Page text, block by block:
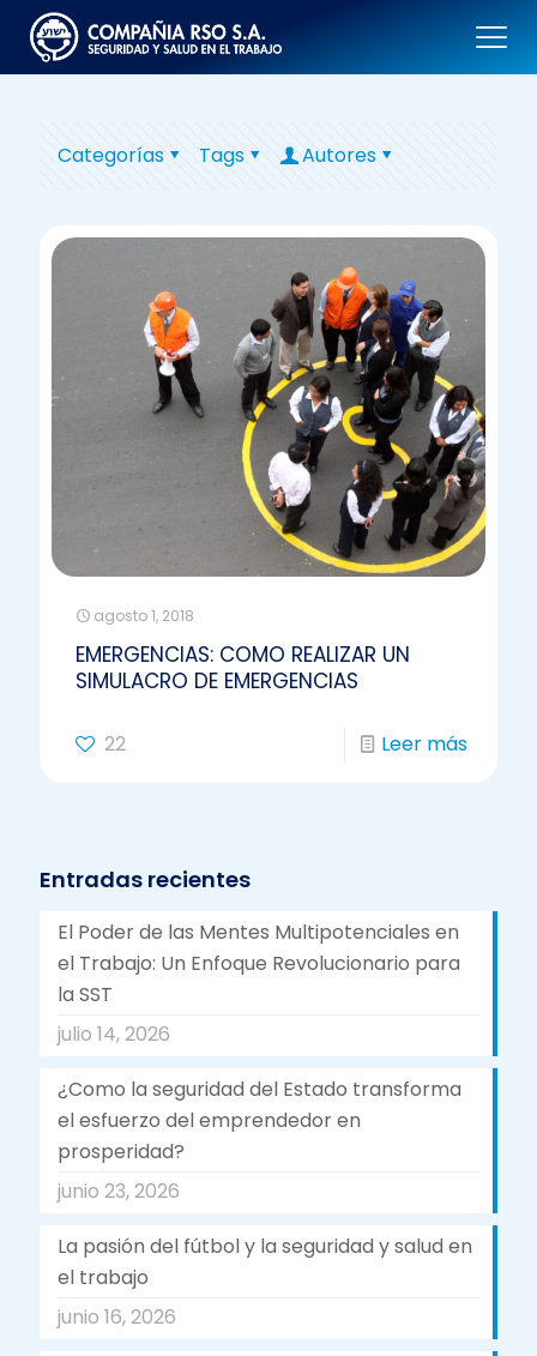
Categorías Tags Autores
agosto 1, 2018
EMERGENCIAS: COMO REALIZAR UN
SIMULACRO DE EMERGENCIAS
22 Leer más
Entradas recientes
El Poder de las Mentes Multipotenciales en
el Trabajo: Un Enfoque Revolucionario para
la SST
julio 14, 2026
¿Como la seguridad del Estado transforma
el esfuerzo del emprendedor en
prosperidad?
junio 23, 2026
La pasión del fútbol y la seguridad y salud en
el trabajo
junio 16, 2026